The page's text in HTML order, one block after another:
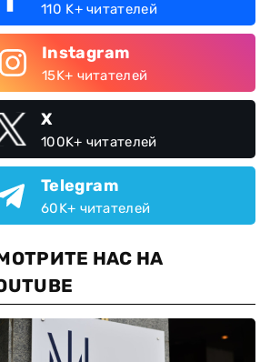
110 K+ читателей
Instagram
15K+ читателей
X
100K+ читателей
Telegram
60K+ читателей
НАС НА